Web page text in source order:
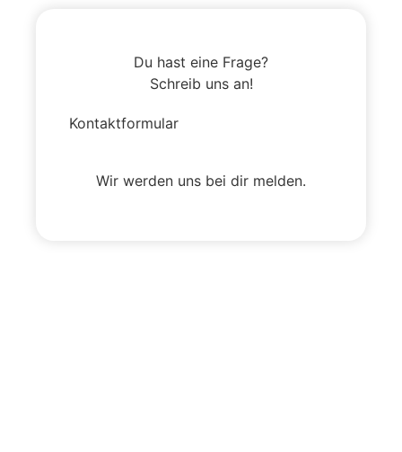
Du hast eine Frage?
Schreib uns an!
Kontaktformular
Wir werden uns bei dir melden.